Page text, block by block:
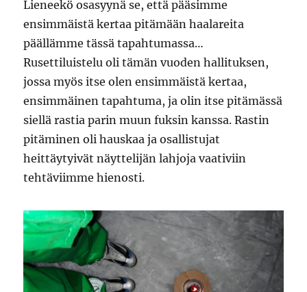
Lieneekö osasyynä se, että pääsimme
ensimmäistä kertaa pitämään haalareita
päällämme tässä tapahtumassa…
Rusettiluistelu oli tämän vuoden hallituksen,
jossa myös itse olen ensimmäistä kertaa,
ensimmäinen tapahtuma, ja olin itse pitämässä
siellä rastia parin muun fuksin kanssa. Rastin
pitäminen oli hauskaa ja osallistujat
heittäytyivät näyttelijän lahjoja vaativiin
tehtäviimme hienosti.